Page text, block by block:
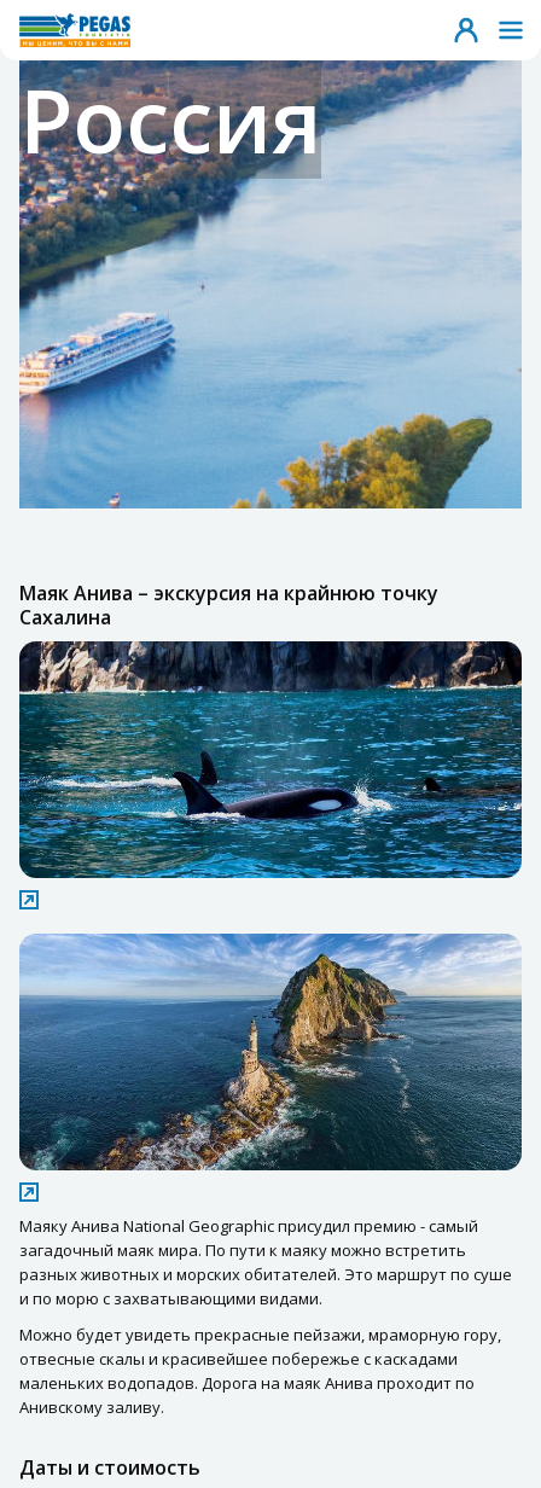
Россия
Маяк Анива – экскурсия на крайнюю точку
Сахалина
Маяку Анива National Geographic присудил премию - самый
загадочный маяк мира. По пути к маяку можно встретить
разных животных и морских обитателей. Это маршрут по суше
и по морю с захватывающими видами.
Можно будет увидеть прекрасные пейзажи, мраморную гору,
отвесные скалы и красивейшее побережье с каскадами
маленьких водопадов. Дорога на маяк Анива проходит по
Анивскому заливу.
Даты и стоимость